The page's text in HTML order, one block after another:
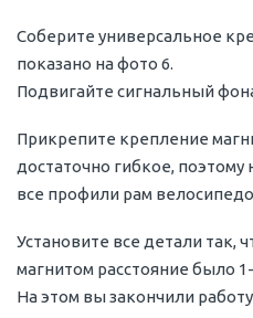
Соберите универсальное
показано на фото 6.
Подвигайте сигнальный
Прикрепите крепление
достаточно гибкое,
все профили рам
Установите все детали так,
магнитом расстояние было
На этом вы закончили